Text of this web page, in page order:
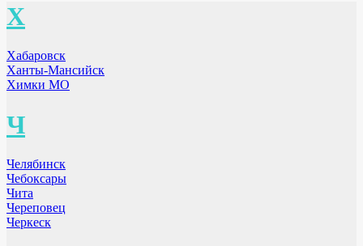
Х
Хабаровск
Ханты-Мансийск
Химки МО
Ч
Челябинск
Чебоксары
Чита
Череповец
Черкеск